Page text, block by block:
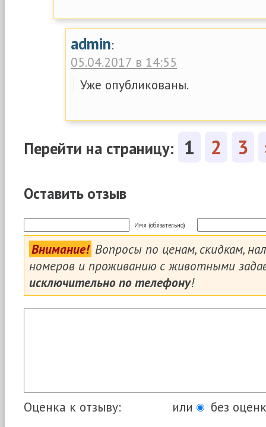
admin:
05.04.2017 в 14:55
Уже опубликованы.
Перейти на страницу: 1 2 3
Оставить отзыв
Имя (обязательно)
Внимание! Вопросы по ценам, скидкам,
номеров и проживанию с животными
исключительно по телефону!
Оценка к отзыву: или без